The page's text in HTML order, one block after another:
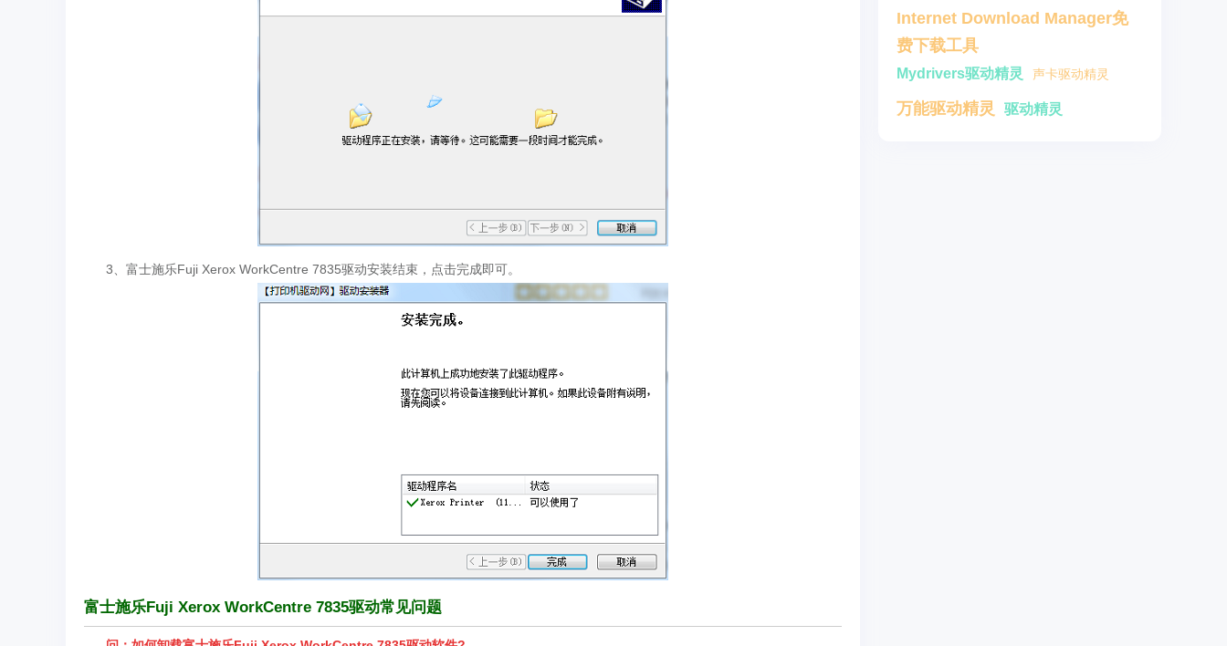
3、富士施乐Fuji Xerox WorkCentre 7835驱动安装结束，点击完成即可。
富士施乐Fuji Xerox WorkCentre 7835驱动常见问题
Internet Download Manager免
费下载工具
Mydrivers驱动精灵 声卡驱动精灵
万能驱动精灵 驱动精灵